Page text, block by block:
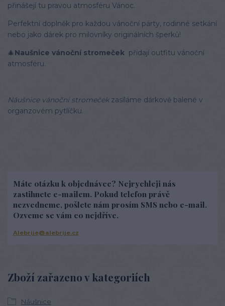
přinášejí tu pravou atmosféru Vánoc.
Perfektní doplněk pro každou vánoční párty, rodinné setkání
nebo jako dárek pro milovníky originálních šperků!
🎄 Naušnice vánoční stromeček přidají outfitu vánoční
atmosféru.
Náušnice vánoční stromeček zasíláme dárkově balené v
organzovém pytlíčku.
Zboží zařazeno v kategoriích
Náušnice
Máte otázku k objednávce? Nejrychleji nás
zastihnete e-mailem. Pokud telefon právě
nezvedneme, pošlete nám prosím SMS nebo e-mail.
Ozveme se vám co nejdříve.
Alebrije@alebrije.cz